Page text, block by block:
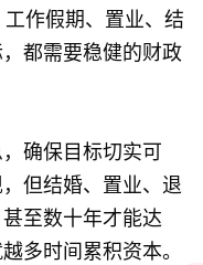
作假期、置业、结
都需要稳健的财政
确保目标切实可
但结婚、置业、退
至数十年才能达
多时间累积资本。